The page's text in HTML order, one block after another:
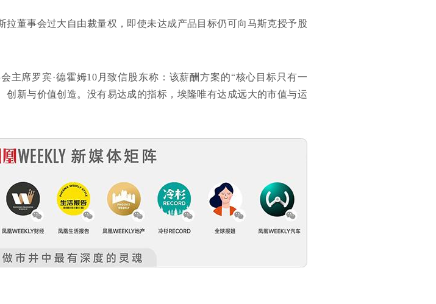
拉董事会过大自由裁量权，即使未达成产品目标仍可向马斯克授予股
主席罗宾·德霍姆10月致信股东称：该薪酬方案的“核心目标只有一
创新与价值创造。没有易达成的指标，埃隆唯有达成远大的市值与运